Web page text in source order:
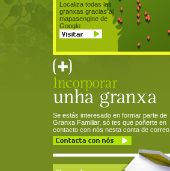
Localiza todas las
granxas gracias al
mapasengine de
Google
Se estás interesado en formar parte de
Granxa Familiar, só tes que poñerte en
contacto con nós nesta conta de correo.